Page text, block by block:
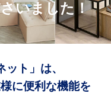
いました！
ット」は、
に便利な機能を